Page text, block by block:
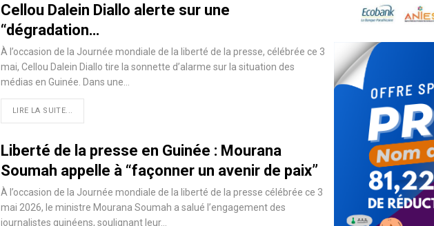
Cellou Dalein Diallo alerte sur une
“dégradation…
À l’occasion de la Journée mondiale de la liberté de la presse, célébrée ce 3
mai, Cellou Dalein Diallo tire la sonnette d’alarme sur la situation des
médias en Guinée. Dans une…
LIRE LA SUITE...
Liberté de la presse en Guinée : Mourana
Soumah appelle à “façonner un avenir de paix”
À l’occasion de la Journée mondiale de la liberté de la presse célébrée ce 3
mai 2026, le ministre Mourana Soumah a salué l’engagement des
journalistes guinéens, soulignant leur…